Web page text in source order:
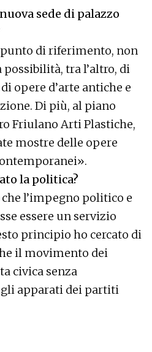
sede di palazzo
di riferimento, non
possibilità, tra l’altro, di
opere d’arte antiche e
Di più, al piano
Friulano Arti Plastiche,
mostre delle opere
la politica?
l’impegno politico e
essere un servizio
principio ho cercato di
il movimento dei
civica senza
apparati dei partiti